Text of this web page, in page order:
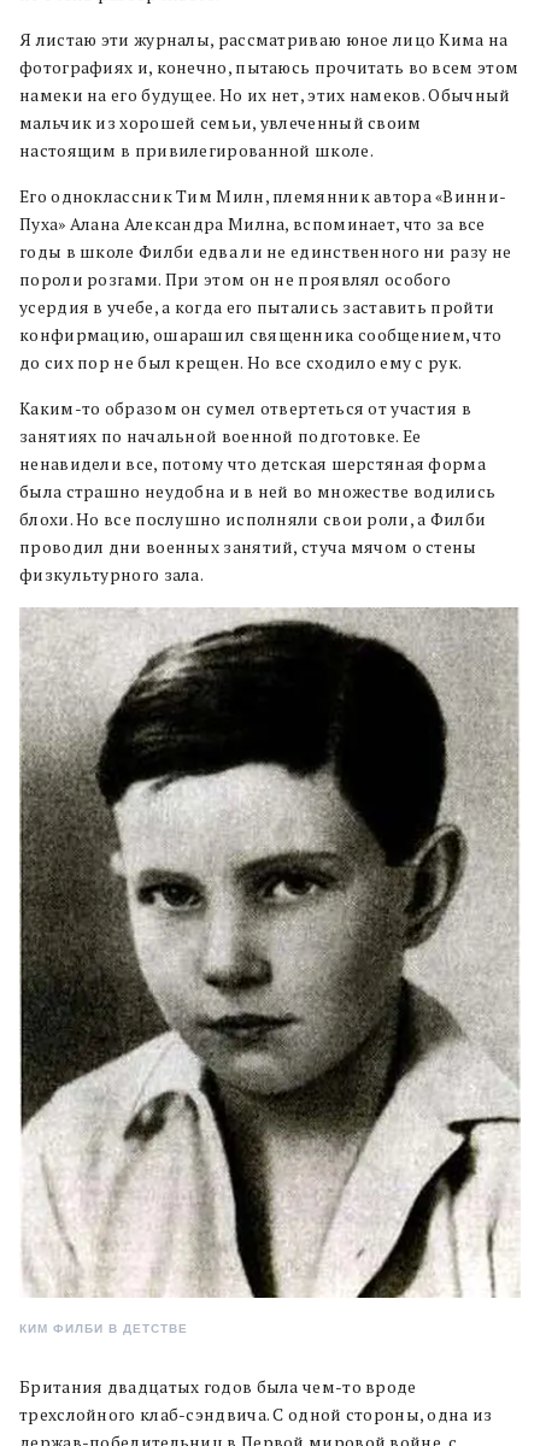
Я листаю эти журналы, рассматриваю юное лицо Кима на
фотографиях и, конечно, пытаюсь прочитать во всем этом
намеки на его будущее. Но их нет, этих намеков. Обычный
мальчик из хорошей семьи, увлеченный своим
настоящим в привилегированной школе.
Его одноклассник Тим Милн, племянник автора «Винни-
Пуха» Алана Александра Милна, вспоминает, что за все
годы в школе Филби едва ли не единственного ни разу не
пороли розгами. При этом он не проявлял особого
усердия в учебе, а когда его пытались заставить пройти
конфирмацию, ошарашил священника сообщением, что
до сих пор не был крещен. Но все сходило ему с рук.
Каким-то образом он сумел отвертеться от участия в
занятиях по начальной военной подготовке. Ее
ненавидели все, потому что детская шерстяная форма
была страшно неудобна и в ней во множестве водились
блохи. Но все послушно исполняли свои роли, а Филби
проводил дни военных занятий, стуча мячом о стены
физкультурного зала.
КИМ ФИЛБИ В ДЕТСТВЕ
Британия двадцатых годов была чем-то вроде
трехслойного клаб-сэндвича. С одной стороны, одна из